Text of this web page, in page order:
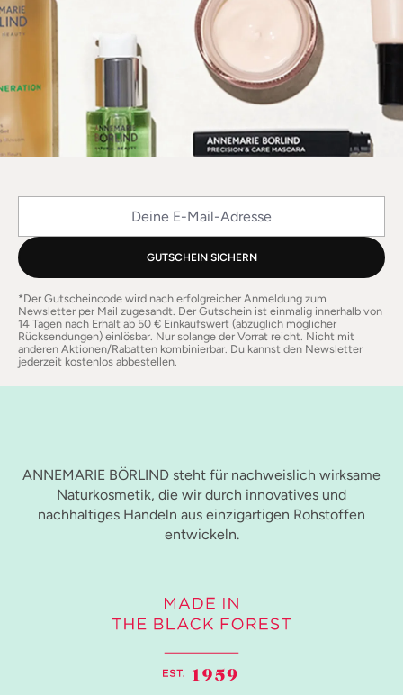
GUTSCHEIN SICHERN
*Der Gutscheincode wird nach erfolgreicher Anmeldung zum
Newsletter per Mail zugesandt. Der Gutschein ist einmalig innerhalb von
14 Tagen nach Erhalt ab 50 € Einkaufswert (abzüglich möglicher
Rücksendungen) einlösbar. Nur solange der Vorrat reicht. Nicht mit
anderen Aktionen/Rabatten kombinierbar. Du kannst den Newsletter
jederzeit kostenlos abbestellen.
ANNEMARIE BÖRLIND steht für nachweislich wirksame
Naturkosmetik, die wir durch innovatives und
nachhaltiges Handeln aus einzigartigen Rohstoffen
entwickeln.